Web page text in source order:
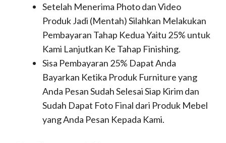
Setelah Menerima Photo dan Video
Produk Jadi (Mentah) Silahkan Melakukan
Pembayaran Tahap Kedua Yaitu 25% untuk
Kami Lanjutkan Ke Tahap Finishing.
Sisa Pembayaran 25% Dapat Anda
Bayarkan Ketika Produk Furniture yang
Anda Pesan Sudah Selesai Siap Kirim dan
Sudah Dapat Foto Final dari Produk Mebel
yang Anda Pesan Kepada Kami.